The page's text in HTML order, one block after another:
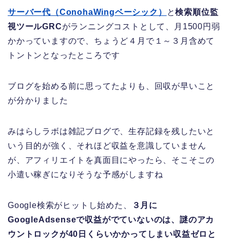
サーバー代（ConohaWingベーシック） と検索順位監
視ツールGRCがランニングコストとして、月1500円弱
かかっていますので、ちょうど４月で１～３月含めて
トントンとなったところです
ブログを始める前に思ってたよりも、回収が早いこと
が分かりました
みはらしラボは雑記ブログで、生存記録を残したいと
いう目的が強く、それほど収益を意識していません
が、アフィリエイトを真面目にやったら、そこそこの
小遣い稼ぎになりそうな予感がしますね
Google検索がヒットし始めた、
３月に
GoogleAdsenseで収益がでていないのは、謎のアカ
ウントロックが40日くらいかかってしまい収益ゼロと